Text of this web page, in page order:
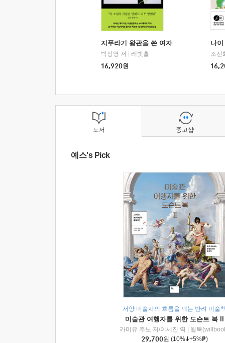
지푸라기 왕관을 쓴 여자
박상영 저
래빗홀
16,920원
나
조선
도서
예스's Pick
서양 미술사의 흐름을 꿰는 반려 미술
미술관 여행자를 위한 도슨트 북 II
카미유 주노 저/이세진 역
윌북
29,700원 (10% +5% )
중고샵